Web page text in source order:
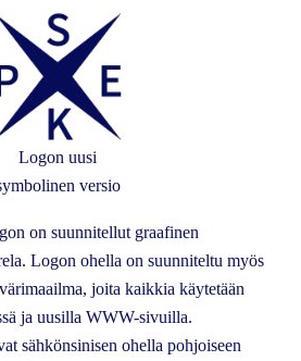
Logon uusi
versio
on suunnitellut graafinen
Logon ohella on suunniteltu myös
joita kaikkia käytetään
ja uusilla WWW-sivuilla.
sähkönsinisen ohella pohjoiseen